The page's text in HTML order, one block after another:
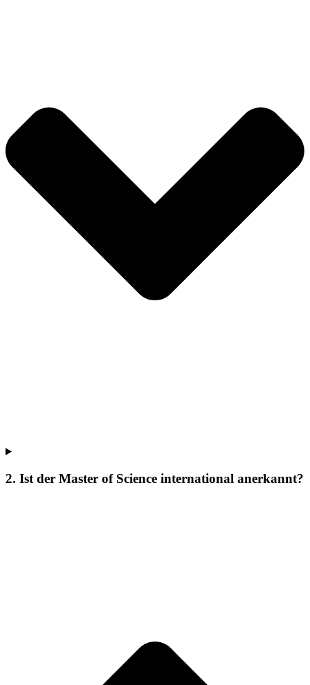
2. Ist der Master of Science international anerkannt?